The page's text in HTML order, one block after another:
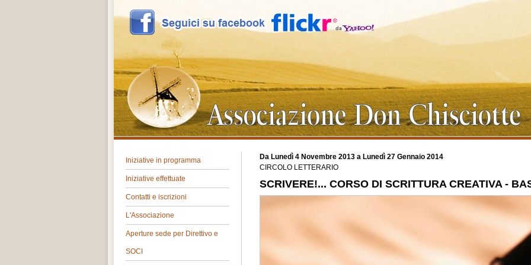
Iniziative in programma
Iniziative effettuate
Contatti e iscrizioni
L'Associazione
Aperture sede per Direttivo e
SOCI
Da Lunedì 4 Novembre 2013 a Lunedì 27 Gennaio 2014
CIRCOLO LETTERARIO
SCRIVERE!... CORSO DI SCRITTURA CREATIVA -